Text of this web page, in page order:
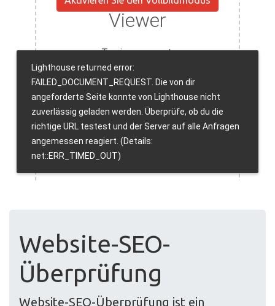
Website-SEO-
Überprüfung
Website-SEO-Überprüfung ist ein